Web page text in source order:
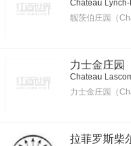
Chateau
靓茨伯庄园（
力士金庄园
Chateau
力士金庄园（
拉菲罗斯柴